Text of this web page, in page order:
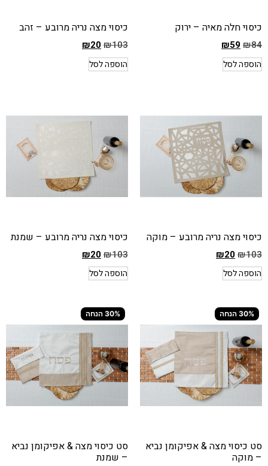
כיסוי חלה מאיה – ירוק
₪84
₪59
המחיר
הקודם
₪59
הוספה לסל
כיסוי מצה נריה מרובע – זהב
₪103
₪20
המחיר
הקודם
הוא
₪20
הוספה לסל
כיסוי מצה נריה מרובע – מוקה
₪103
₪20
המחיר
הקודם
₪103
המחיר
הנוכחי
הוא
₪20
הוספה לסל
כיסוי מצה נריה מרובע – שמנת
₪103
₪20
המחיר
הקודם
₪103
המחיר
הוא
₪20
הוספה לסל
30% הנחה
סט כיסוי מצה & אפיקומן נביא
– מוקה
30% הנחה
סט כיסוי מצה & אפיקומן נביא
– שמנת